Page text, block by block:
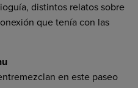
distintos relatos sobre
que tenía con las
en este paseo